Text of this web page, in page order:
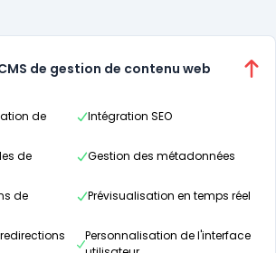
de gestion de contenu web
de
Intégration SEO
de
Gestion des métadonnées
de
Prévisualisation en temps réel
Personnalisation de l'interface